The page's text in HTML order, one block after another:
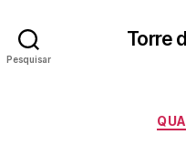
Pesquisar
Torre